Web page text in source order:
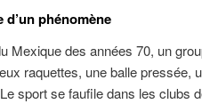
d’un phénomène
Mexique des années 70, un
raquettes, une balle pressée,
sport se faufile dans les clubs